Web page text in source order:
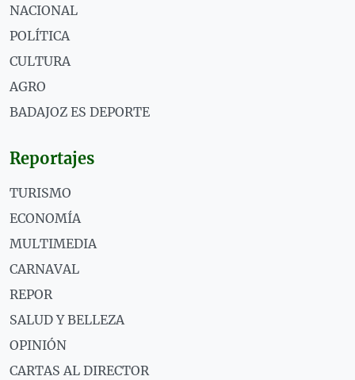
NACIONAL
POLÍTICA
CULTURA
AGRO
BADAJOZ ES DEPORTE
Reportajes
TURISMO
ECONOMÍA
MULTIMEDIA
CARNAVAL
REPOR
SALUD Y BELLEZA
OPINIÓN
CARTAS AL DIRECTOR